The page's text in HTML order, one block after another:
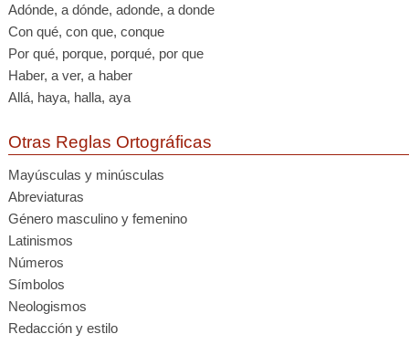
Adónde, a dónde, adonde, a donde
Con qué, con que, conque
Por qué, porque, porqué, por que
Haber, a ver, a haber
Allá, haya, halla, aya
Otras Reglas Ortográficas
Mayúsculas y minúsculas
Abreviaturas
Género masculino y femenino
Latinismos
Números
Símbolos
Neologismos
Redacción y estilo